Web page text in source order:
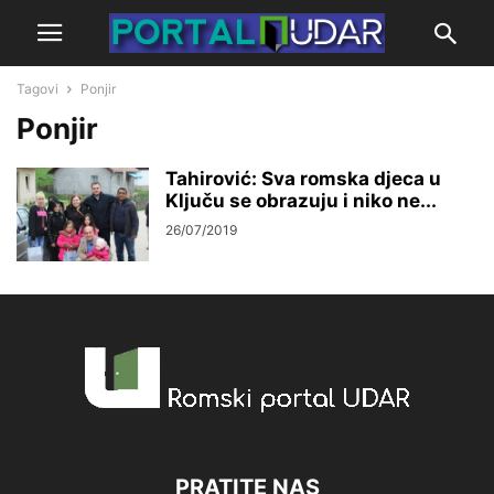
Tagovi Ponjir
Ponjir
Tahirović: Sva romska djeca u
Ključu se obrazuju i niko ne...
26/07/2019
PRATITE NAS